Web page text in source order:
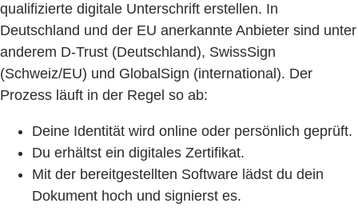
qualifizierte digitale Unterschrift erstellen. In
Deutschland und der EU anerkannte Anbieter sind unter
anderem D-Trust (Deutschland), SwissSign
(Schweiz/EU) und GlobalSign (international). Der
Prozess läuft in der Regel so ab:
Deine Identität wird online oder persönlich geprüft.
Du erhältst ein digitales Zertifikat.
Mit der bereitgestellten Software lädst du dein
Dokument hoch und signierst es.